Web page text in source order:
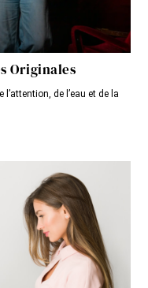
Originales
de l’eau et de la